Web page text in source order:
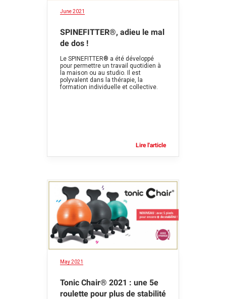
June 2021
SPINEFITTER®, adieu le mal
de dos !
Le SPINEFITTER® a été développé
pour permettre un travail quotidien à
la maison ou au studio. Il est
polyvalent dans la thérapie, la
formation individuelle et collective.
Lire l'article
May 2021
Tonic Chair® 2021 : une 5e
roulette pour plus de stabilité